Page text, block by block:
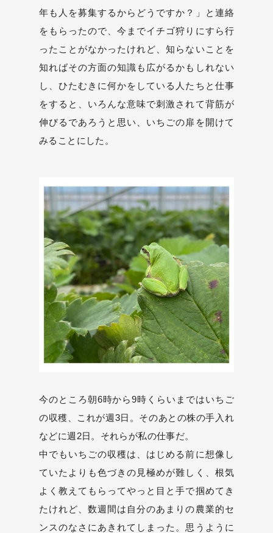
年も人を募集するからどうですか？」と連絡
をもらったので、今までイチゴ狩りにすら行
ったことがなかったけれど、知らないことを
知ればその方面の知識も広がるかもしれない
し、ひたむきに何かをしている人たちと仕事
をすると、いろんな意味で刺激されて背筋が
伸びるであろうと思い、いちごの扉を開けて
みることにした。
今のところ朝6時から9時くらいまではいちご
の収穫、これが週3日。そのあとの株の手入れ
などに週2日。それらが私の仕事だ。
中でもいちごの収穫は、はじめる前に想像し
ていたよりも色づきの見極めが難しく、根気
よく教えてもらってやっと目と手で掴めてき
たけれど、数週間は自分のあまりの農業的セ
ンスのなさにあきれてしまった。思うように